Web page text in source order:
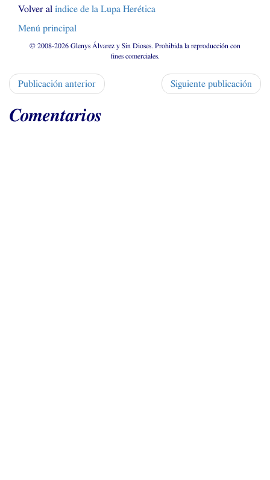
Volver al índice de la Lupa Herética
Menú principal
© 2008-2026 Glenys Álvarez y Sin Dioses. Prohibida la reproducción con
fines comerciales.
Publicación anterior Siguiente publicación
Comentarios